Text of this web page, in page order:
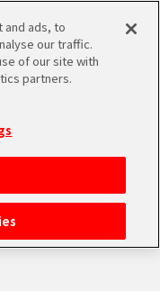
MEN
and ads, to
our traffic.
of our site with
partners.